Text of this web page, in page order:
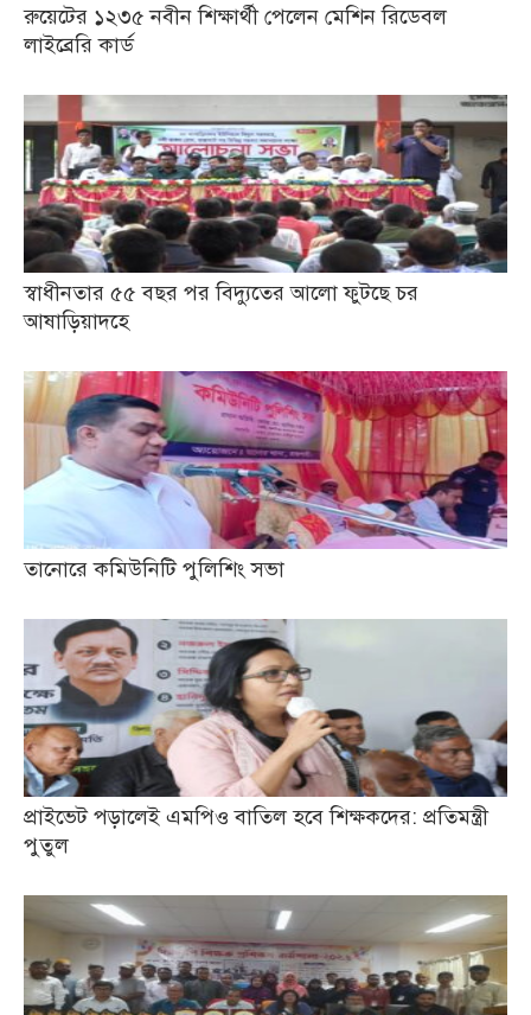
রুয়েটের ১২৩৫ নবীন শিক্ষার্থী পেলেন মেশিন রিডেবল
লাইব্রেরি কার্ড
স্বাধীনতার ৫৫ বছর পর বিদ্যুতের আলো ফুটছে চর
আষাড়িয়াদহে
তানোরে কমিউনিটি পুলিশিং সভা
প্রাইভেট পড়ালেই এমপিও বাতিল হবে শিক্ষকদের: প্রতিমন্ত্রী
পুতুল